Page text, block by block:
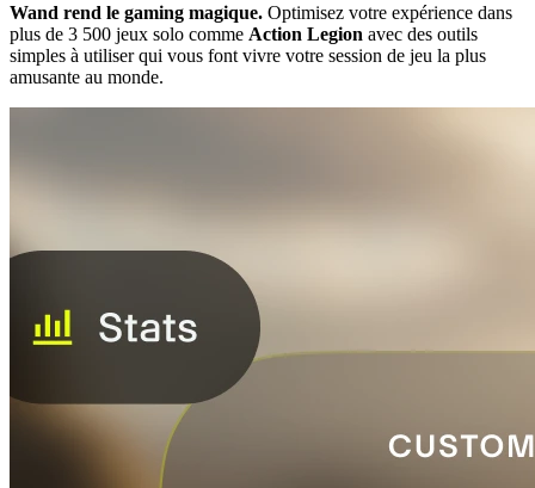
Wand rend le gaming magique. Optimisez votre expérience dans
plus de 3 500 jeux solo comme Action Legion avec des outils
simples à utiliser qui vous font vivre votre session de jeu la plus
amusante au monde.